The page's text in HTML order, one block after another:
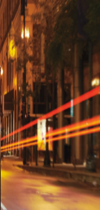
사
전
계
약
실
시